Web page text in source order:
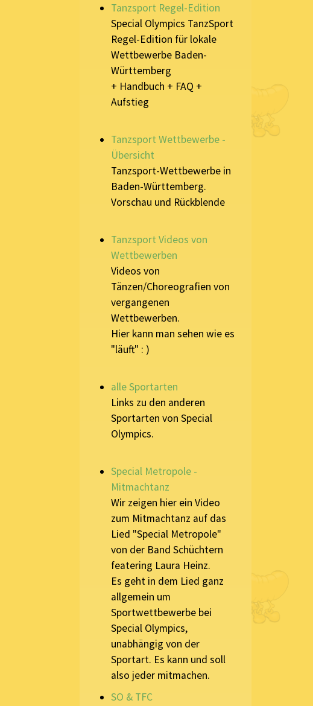
Tanzsport Regel-Edition
Special Olympics TanzSport
Regel-Edition für lokale
Wettbewerbe Baden-
Württemberg
+ Handbuch + FAQ +
Aufstieg
Tanzsport Wettbewerbe -
Übersicht
Tanzsport-Wettbewerbe in
Baden-Württemberg.
Vorschau und Rückblende
Tanzsport Videos von
Wettbewerben
Videos von
Tänzen/Choreografien von
vergangenen
Wettbewerben.
Hier kann man sehen wie es
"läuft" : )
alle Sportarten
Links zu den anderen
Sportarten von Special
Olympics.
Special Metropole -
Mitmachtanz
Wir zeigen hier ein Video
zum Mitmachtanz auf das
Lied "Special Metropole"
von der Band Schüchtern
featering Laura Heinz.
Es geht in dem Lied ganz
allgemein um
Sportwettbewerbe bei
Special Olympics,
unabhängig von der
Sportart. Es kann und soll
also jeder mitmachen.
SO & TFC